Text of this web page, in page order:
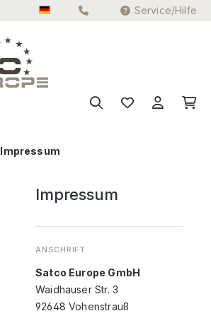
Service/Hilfe
Impressum
Impressum
ANSCHRIFT
Satco Europe GmbH
Waidhauser Str. 3
92648 Vohenstrauß